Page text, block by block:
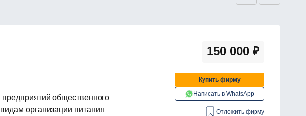
150 000 ₽
предприятий общественного
организации питания
Купить фирму
Написать в WhatsApp
Отложить фирму